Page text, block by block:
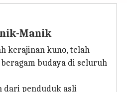
Manik
kerajinan kuno, telah
budaya di seluruh
dari penduduk asli